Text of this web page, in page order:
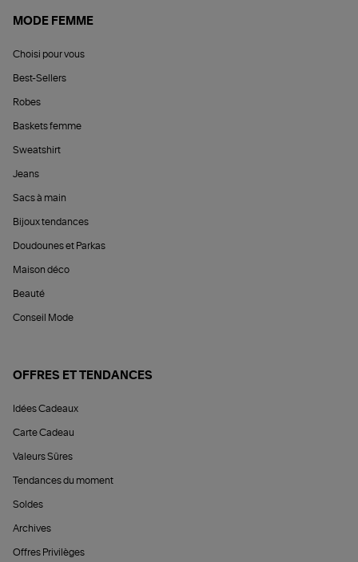
MODE FEMME
Choisi pour vous
Best-Sellers
Robes
Baskets femme
Sweatshirt
Jeans
Sacs à main
Bijoux tendances
Doudounes et Parkas
Maison déco
Beauté
Conseil Mode
OFFRES ET TENDANCES
Idées Cadeaux
Carte Cadeau
Valeurs Sûres
Tendances du moment
Soldes
Archives
Offres Privilèges